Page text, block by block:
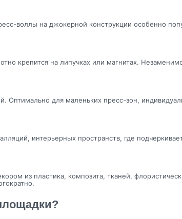
воллы на джокерной конструкции особенно
крепится на липучках или магнитах.
Оптимально для маленьких пресс-зон,
интерьерных пространств, где
из пластика, композита, тканей,